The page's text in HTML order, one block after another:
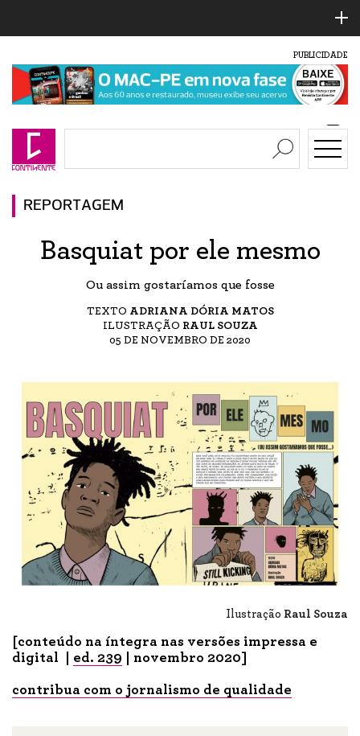
PUBLICIDADE
REPORTAGEM
Basquiat por ele mesmo
Ou assim gostaríamos que fosse
TEXTO ADRIANA DÓRIA MATOS
ILUSTRAÇÃO RAUL SOUZA
05 DE NOVEMBRO DE 2020
Ilustração Raul Souza
[conteúdo na íntegra nas versões impressa e
digital | ed. 239 | novembro 2020]
contribua com o jornalismo de qualidade